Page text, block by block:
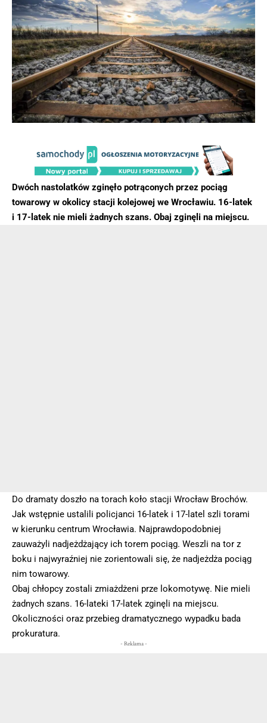
Dwóch nastolatków zginęło potrąconych przez pociąg
towarowy w okolicy stacji kolejowej we Wrocławiu. 16-latek
i 17-latek nie mieli żadnych szans. Obaj zginęli na miejscu.
Do dramaty doszło na torach koło stacji Wrocław Brochów.
Jak wstępnie ustalili policjanci 16-latek i 17-latel szli torami
w kierunku centrum Wrocławia. Najprawdopodobniej
zauważyli nadjeżdżający ich torem pociąg. Weszli na tor z
boku i najwyraźniej nie zorientowali się, że nadjeżdża pociąg
nim towarowy.
Obaj chłopcy zostali zmiażdżeni prze lokomotywę. Nie mieli
żadnych szans. 16-lateki 17-latek zginęli na miejscu.
Okoliczności oraz przebieg dramatycznego wypadku bada
prokuratura.
- Reklama -